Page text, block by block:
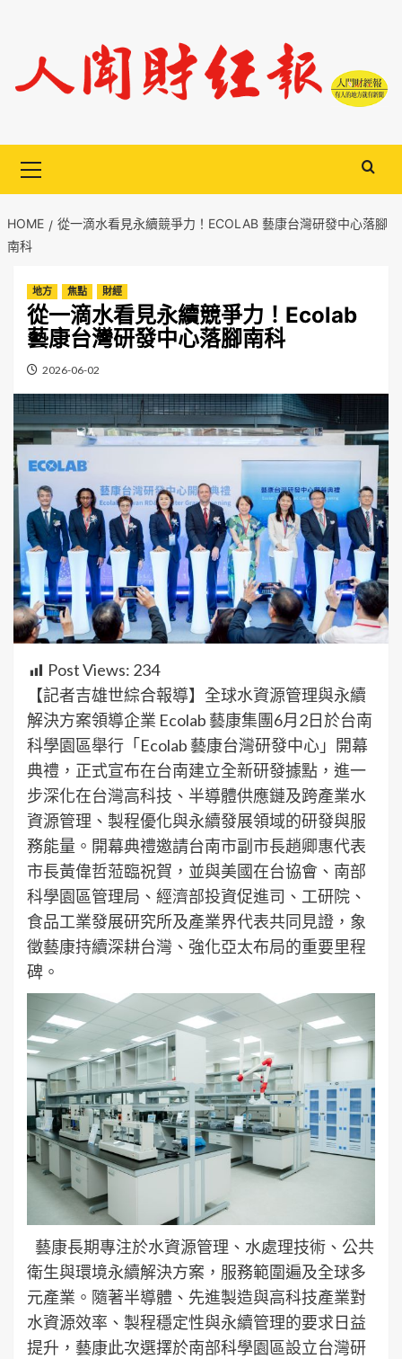
content
Menu
HOME
從一滴水看見永續競爭力！ECOLAB 藝康台灣研發中心落腳
南科
地方 焦點 財經
從一滴水看見永續競爭力！Ecolab
藝康台灣研發中心落腳南科
2026-06-02
Post Views: 234
【記者吉雄世綜合報導】全球水資源管理與永續
解決方案領導企業 Ecolab 藝康集團6月2日於台南
科學園區舉行「Ecolab 藝康台灣研發中心」開幕
典禮，正式宣布在台南建立全新研發據點，進一
步深化在台灣高科技、半導體供應鏈及跨產業水
資源管理、製程優化與永續發展領域的研發與服
務能量。開幕典禮邀請台南市副市長趙卿惠代表
市長黃偉哲蒞臨祝賀，並與美國在台協會、南部
科學園區管理局、經濟部投資促進司、工研院、
食品工業發展研究所及產業界代表共同見證，象
徵藝康持續深耕台灣、強化亞太布局的重要里程
碑。
藝康長期專注於水資源管理、水處理技術、公共
衛生與環境永續解決方案，服務範圍遍及全球多
元產業。隨著半導體、先進製造與高科技產業對
水資源效率、製程穩定性與永續管理的要求日益
提升，藝康此次選擇於南部科學園區設立台灣研